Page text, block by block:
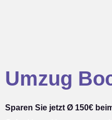
Umzug
Sparen Sie jetzt Ø 150€